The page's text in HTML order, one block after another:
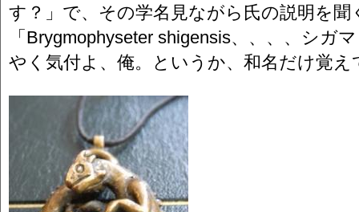
す？」で、その学名見ながら氏の説明を聞
「Brygmophyseter shigensis、、、、シ
やく気付よ、俺。というか、和名だけ覚